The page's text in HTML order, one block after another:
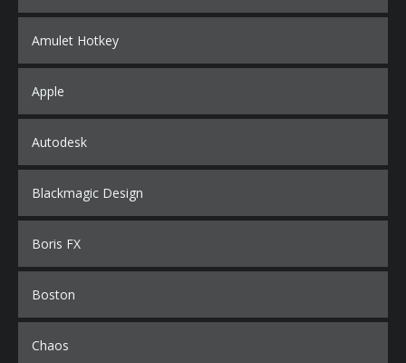
Amulet Hotkey
Apple
Autodesk
Blackmagic Design
Boris FX
Boston
Chaos